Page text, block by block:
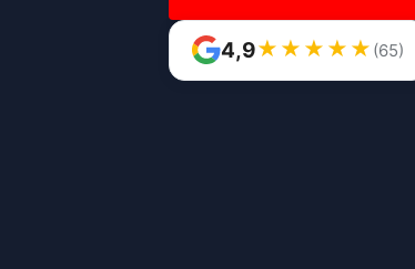
4,9★ ★ ★ ★ ★ (65)